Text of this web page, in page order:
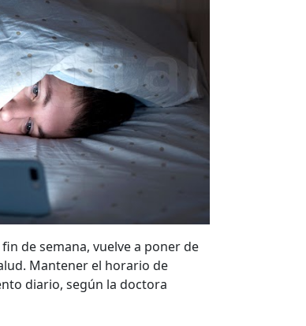
de semana, vuelve a poner de
Mantener el horario de
diario, según la doctora